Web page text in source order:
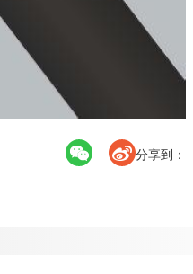
分享到：